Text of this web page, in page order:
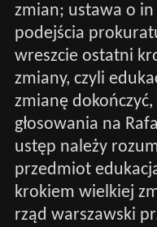
zmian; ustawa o
podejścia
wreszcie ostatni
zmiany, czyli
zmianę
głosowania na
ustęp należy
przedmiot
krokiem wielkiej
rząd warszawski